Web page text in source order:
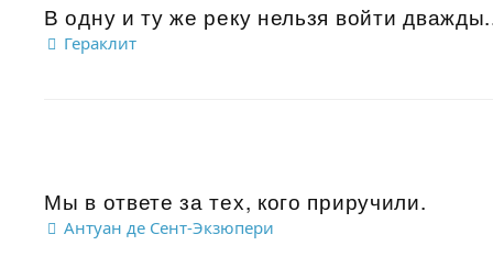
В одну и ту же реку нельзя войти
Гераклит
Мы в ответе за тех, кого приручили.
Антуан де Сент-Экзюпери